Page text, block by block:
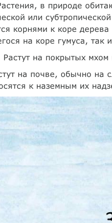
в природе
или
корнями к коре
на коре гумуса, так
Растут на покрытых
на почве, обычно на
к наземным их